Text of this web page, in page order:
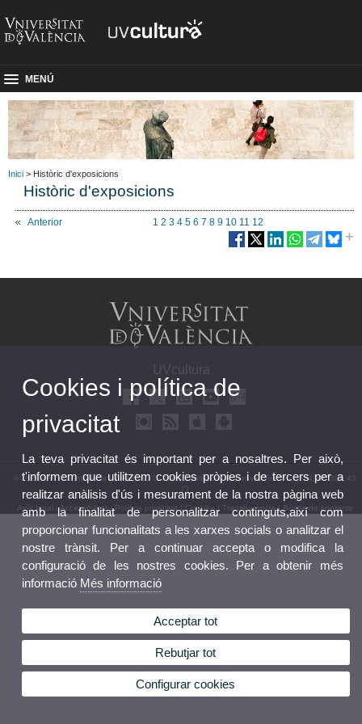
MENÚ
Inici > Històric d'exposicions
Històric d'exposicions
Anterior 1 2 3 4 5 6 7 8 9 10 11 12
UVcultura
© 2026 UV. - Carrer de la Universitat, 2. 46003 València, Espanya. Telèfon: (+34) 96 386 43
77
Avís legal |Accessibilitat|Política privacitat|Cookies| Transparència|Bústia de contacte
Cookies i política de
privacitat
La teva privacitat és important per a nosaltres. Per això,
t'informem que utilitzem cookies pròpies i de tercers per a
realitzar anàlisis d'ús i mesurament de la nostra pàgina web
amb la finalitat de personalitzar continguts,així com
proporcionar funcionalitats a les xarxes socials o analitzar el
nostre trànsit. Per a continuar accepta o modifica la
configuració de les nostres cookies. Per a obtenir més
informació Més informació
Acceptar tot
Rebutjar tot
Configurar cookies